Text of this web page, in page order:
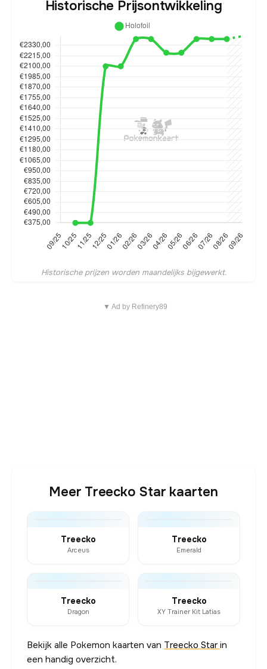
Historische Prijsontwikkeling
Historische prijzen worden maandelijks bijgewerkt.
▼ Ad by Refinery89
Meer Treecko Star kaarten
Treecko
Arceus
Treecko
Emerald
Treecko
Dragon
Treecko
XY Trainer Kit Latias
Bekijk alle Pokemon kaarten van Treecko Starin
een handig overzicht.